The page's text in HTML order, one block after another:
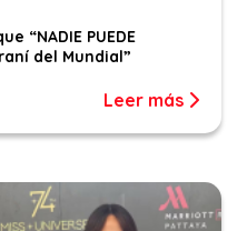
“NADIE PUEDE
del Mundial”
Leer más